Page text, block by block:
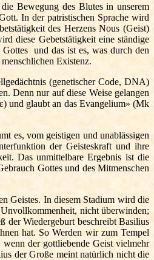
Bewegung des Blutes in unserem
In der patristischen Sprache wird
des Herzens Nous (Geist)
diese Gebetstätigkeit eine ständige
und das ist es, was durch den
Existenz.
(genetischer Code, DNA)
Denn nur auf diese Weise gelangen
) und glaubt an das Evangelium» (Mk
es, vom geistigen und unablässigen
der Geisteskraft und ihre
Das unmittelbare Ergebnis ist die
Gottes und des Mitmenschen
Geistes. In diesem Stadium wird die
nicht überwinden;
der Wiedergeburt beschreibt Basilius
hat. So Werden wir zum Tempel
der gottliebende Geist vielmehr
der Große meint natürlich nicht die